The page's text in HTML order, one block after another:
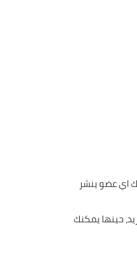
اي عضو ينشر
تزيد، حينها يمكنك